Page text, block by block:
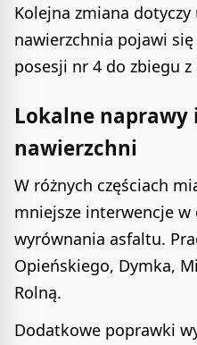
Kolejna zmiana
nawierzchnia pojawi
posesji nr 4 do zbiegu z
Lokalne
nawierzchni
W różnych częściach
mniejsze interwencje
wyrównania asfaltu.
Opieńskiego, Dymka,
Rolną.
Dodatkowe poprawki